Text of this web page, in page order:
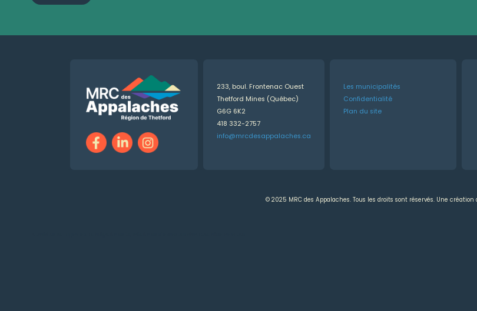
233, boul. Frontenac Ouest
Thetford Mines (Québec)
G6G 6K2
418 332-2757
info@mrcdesappalaches.ca
Les municipalités
Confidentialité
Plan du site
© 2025 MRC des Appalaches. Tous les droits sont réservés. Une création